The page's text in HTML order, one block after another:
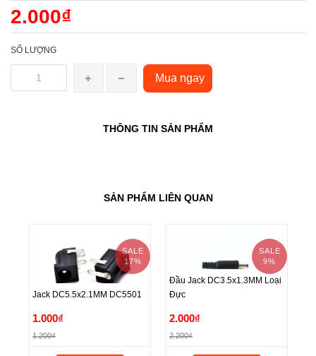
2.000₫
SỐ LƯỢNG
Mua ngay
THÔNG TIN SẢN PHẨM
SẢN PHẨM LIÊN QUAN
SALE
17%
Jack DC5.5x2.1MM DC5501
Jack DC5.5x2.1MM DC5501
1.000₫
1.200₫
SALE
9%
Đầu Jack DC3.5x1.3MM Loại
Đực
Đầu Jack DC3.5x1.3MM Loại
Đực
2.000₫
2.200₫